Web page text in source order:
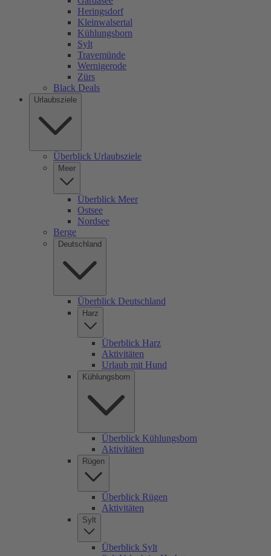
Heringsdorf
Kleinwalsertal
Kühlungsborn
Sylt
Travemünde
Wernigerode
Zürs
Black Deals
Urlaubsziele
Überblick Urlaubsziele
Meer
Überblick Meer
Ostsee
Nordsee
Berge
Deutschland
Überblick Deutschland
Harz
Überblick Harz
Aktivitäten
Urlaub mit Hund
Kühlungsborn
Überblick Kühlungsborn
Aktivitäten
Rügen
Überblick Rügen
Aktivitäten
Sylt
Überblick Sylt